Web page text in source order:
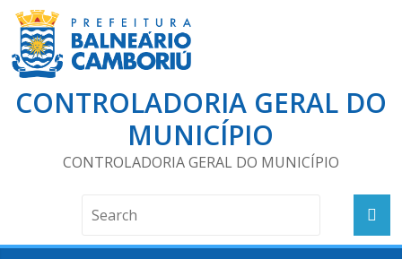
CONTROLADORIA GERAL DO
MUNICÍPIO
CONTROLADORIA GERAL DO MUNICÍPIO